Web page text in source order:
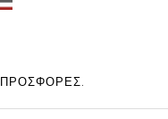
ΠΡΟΣΦΟΡΈΣ